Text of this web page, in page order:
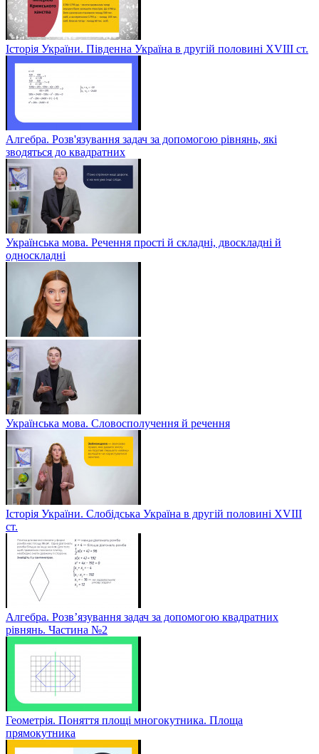
Історія України. Південна Україна в другій половині ХVІІІ ст.
Алгебра. Розв'язування задач за допомогою рівнянь, які
зводяться до квадратних
Українська мова. Речення прості й складні, двоскладні й
односкладні
Українська мова. Словосполучення й речення
Історія України. Слобідська Україна в другій половині ХVIIІ
ст.
Алгебра. Розв’язування задач за допомогою квадратних
рівнянь. Частина №2
Геометрія. Поняття площі многокутника. Площа
прямокутника